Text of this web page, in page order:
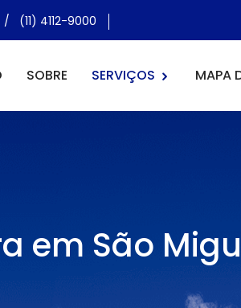
/ (11) 4112-9000
SOBRE SERVIÇOS MAPA
em São